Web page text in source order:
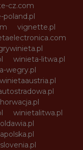
cz.com
vignette.pl
winieta-litwa.pl
wegry.pl
winietaaustria.pl
winietalitwa.pl